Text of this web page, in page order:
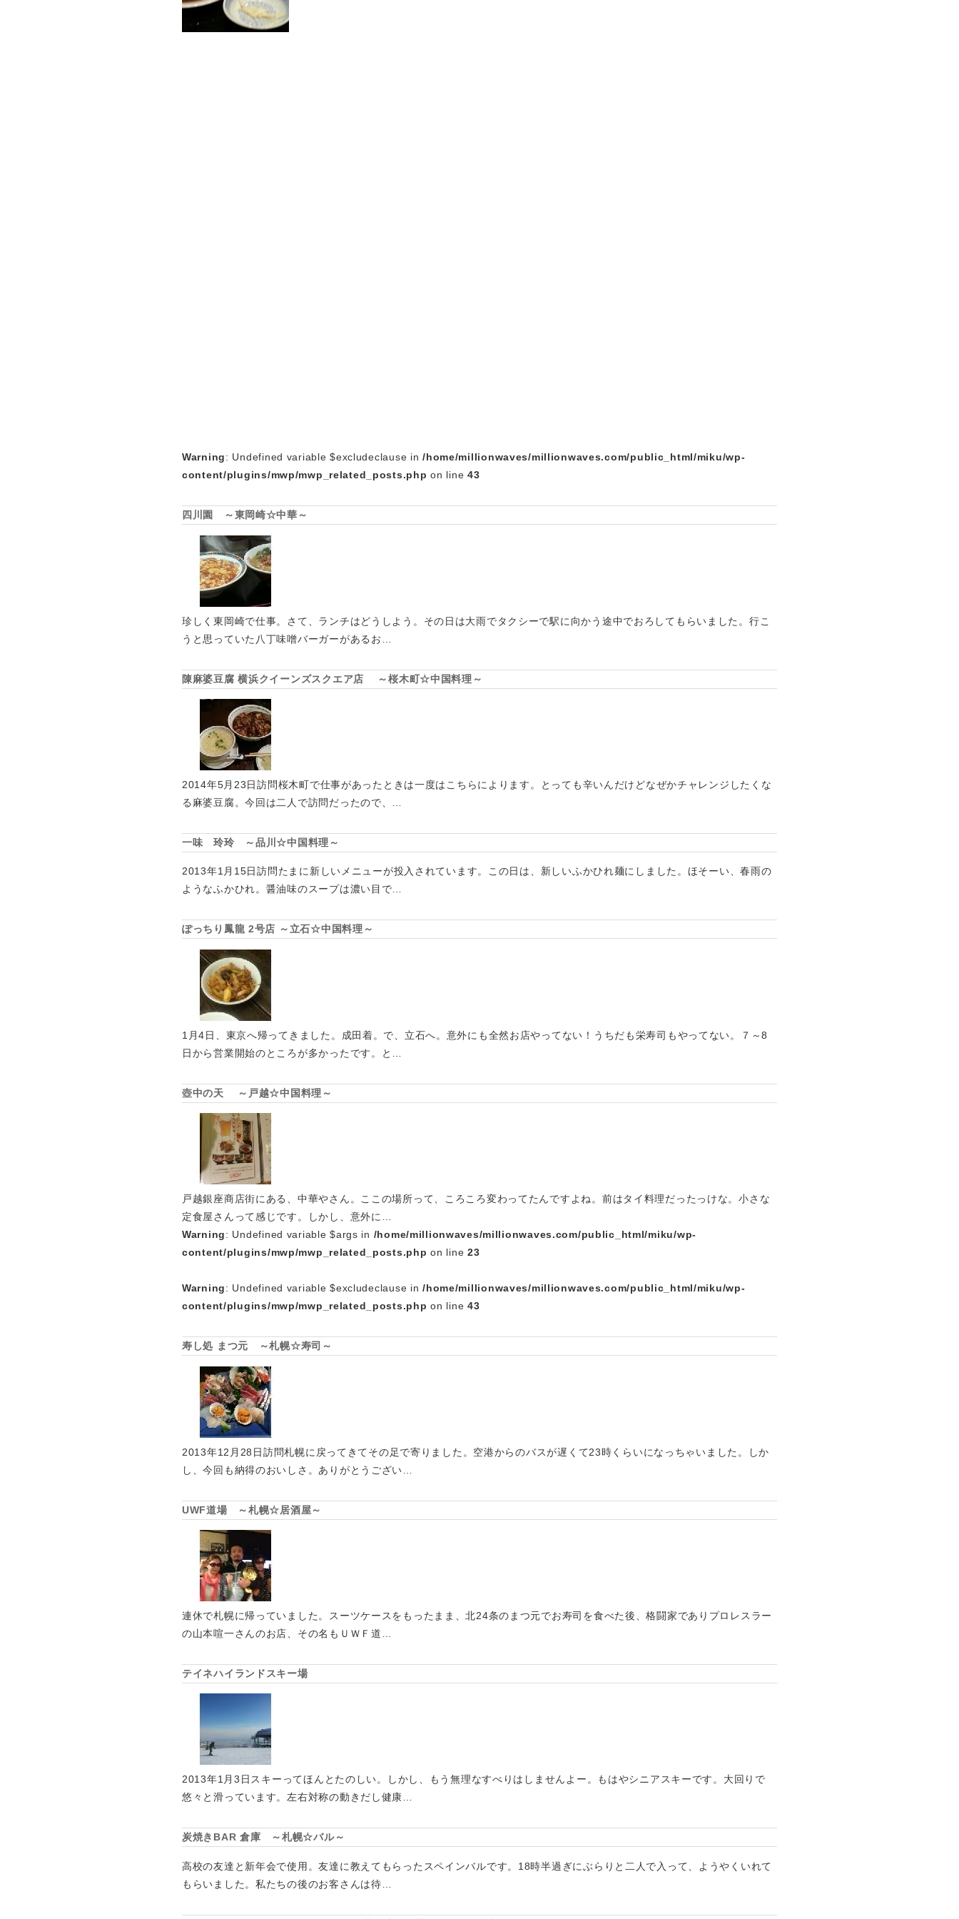
Warning: Undefined variable $excludeclause in/home/millionwaves/millionwaves.com/public_html/miku/wp-
content/plugins/mwp/mwp_related_posts.php on line43
四川園 ～東岡崎☆中華～
珍しく東岡崎で仕事。さて、ランチはどうしよう。その日は大雨でタクシーで駅に向かう途中でおろしてもらいました。行こ
うと思っていた八丁味噌バーガーがあるお…
陳麻婆豆腐 横浜クイーンズスクエア店 ～桜木町☆中国料理～
2014年5月23日訪問桜木町で仕事があったときは一度はこちらによります。とっても辛いんだけどなぜかチャレンジしたくな
る麻婆豆腐。今回は二人で訪問だったので、…
一味 玲玲 ～品川☆中国料理～
2013年1月15日訪問たまに新しいメニューが投入されています。この日は、新しいふかひれ麺にしました。ほそーい、春雨の
ようなふかひれ。醤油味のスープは濃い目で…
ぽっちり鳳龍 2号店 ～立石☆中国料理～
1月4日、東京へ帰ってきました。成田着。で、立石へ。意外にも全然お店やってない！うちだも栄寿司もやってない。７～8
日から営業開始のところが多かったです。と…
壺中の天 ～戸越☆中国料理～
戸越銀座商店街にある、中華やさん。ここの場所って、ころころ変わってたんですよね。前はタイ料理だったっけな。小さな
定食屋さんって感じです。しかし、意外に…
Warning: Undefined variable $args in /home/millionwaves/millionwaves.com/public_html/miku/wp-
content/plugins/mwp/mwp_related_posts.php on line23
Warning: Undefined variable $excludeclause in/home/millionwaves/millionwaves.com/public_html/miku/wp-
content/plugins/mwp/mwp_related_posts.php on line43
寿し処 まつ元 ～札幌☆寿司～
2013年12月28日訪問札幌に戻ってきてその足で寄りました。空港からのバスが遅くて23時くらいになっちゃいました。しか
し、今回も納得のおいしさ。ありがとうござい…
UWF道場 ～札幌☆居酒屋～
連休で札幌に帰っていました。スーツケースをもったまま、北24条のまつ元でお寿司を食べた後、格闘家でありプロレスラー
の山本喧一さんのお店、その名もＵＷＦ道…
テイネハイランドスキー場
2013年1月3日スキーってほんとたのしい。しかし、もう無理なすべりはしませんよー。もはやシニアスキーです。大回りで
悠々と滑っています。左右対称の動きだし健康…
炭焼きBAR 倉庫 ～札幌☆バル～
高校の友達と新年会で使用。友達に教えてもらったスペインバルです。18時半過ぎにぶらりと二人で入って、ようやくいれて
もらいました。私たちの後のお客さんは待…